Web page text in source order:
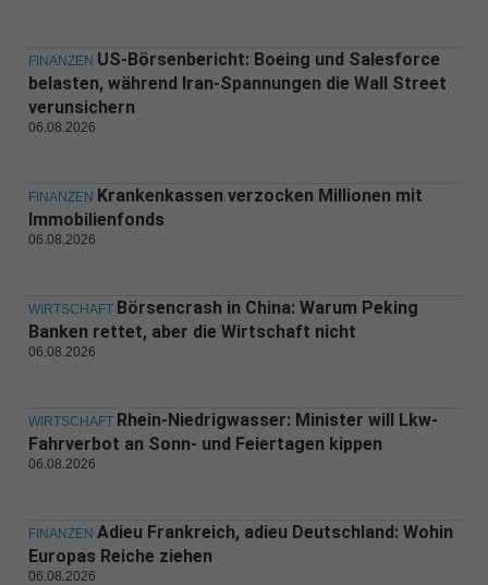
FINANZEN US-Börsenbericht: Boeing und Salesforce
belasten, während Iran-Spannungen die Wall Street
verunsichern
06.08.2026
FINANZEN Krankenkassen verzocken Millionen mit
Immobilienfonds
06.08.2026
WIRTSCHAFT Börsencrash in China: Warum Peking
Banken rettet, aber die Wirtschaft nicht
06.08.2026
WIRTSCHAFT Rhein-Niedrigwasser: Minister will Lkw-
Fahrverbot an Sonn- und Feiertagen kippen
06.08.2026
FINANZEN Adieu Frankreich, adieu Deutschland: Wohin
Europas Reiche ziehen
06.08.2026